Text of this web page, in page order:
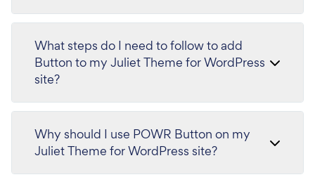
What steps do I need to follow to add
Button to my Juliet Theme for WordPress
site?
Why should I use POWR Button on my
Juliet Theme for WordPress site?